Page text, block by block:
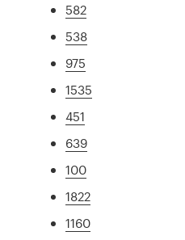
582
538
975
1535
451
639
100
1822
1160